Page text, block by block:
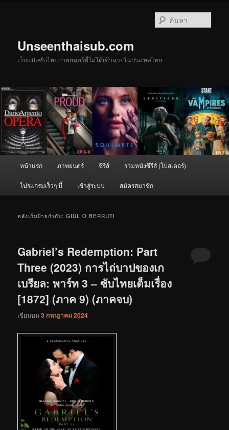
Unseenthaisub.com
เว็บแปลซับไทยภาพยนตร์ที่ไม่ได้เข้าฉายในประเทศไทย
หน้าแรก ภาพยนตร์ ซีรีส์ รวมหนังซีรีส์ (โปสเตอร์)
โปรแกรมเร็วๆ นี้ เข้าสู่ระบบ สมัครสมาชิก
คลังเก็บป้ายกำกับ:GIULIO BERRUTI
Gabriel’s Redemption: Part
Three (2023) การไถ่บาปของเก
เบรียล: พาร์ท 3 – ซับไทยเต็มเรื่อง
[1872] (ภาค 9) (ภาคจบ)
เขียนบน3 กรกฎาคม 2024